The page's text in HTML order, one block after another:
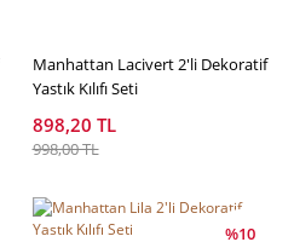
Manhattan Lacivert 2'li Dekoratif
Yastık Kılıfı Seti
898,20 TL
998,00 TL
%10